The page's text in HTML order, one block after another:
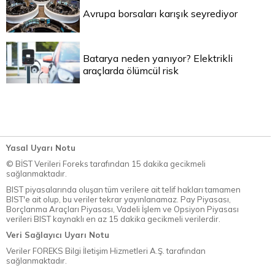
Avrupa borsaları karışık seyrediyor
Batarya neden yanıyor? Elektrikli
araçlarda ölümcül risk
Yasal Uyarı Notu
© BİST Verileri Foreks tarafından 15 dakika gecikmeli
sağlanmaktadır.
BIST piyasalarında oluşan tüm verilere ait telif hakları tamamen
BIST'e ait olup, bu veriler tekrar yayınlanamaz. Pay Piyasası,
Borçlanma Araçları Piyasası, Vadeli İşlem ve Opsiyon Piyasası
verileri BIST kaynaklı en az 15 dakika gecikmeli verilerdir.
Veri Sağlayıcı Uyarı Notu
Veriler FOREKS Bilgi İletişim Hizmetleri A.Ş. tarafından
sağlanmaktadır.